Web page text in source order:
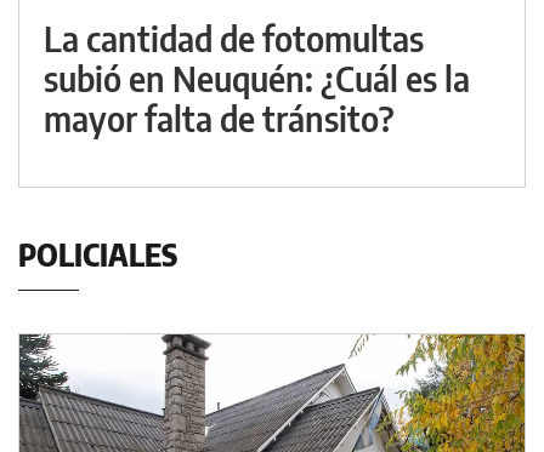
La cantidad de fotomultas
subió en Neuquén: ¿Cuál es la
mayor falta de tránsito?
POLICIALES